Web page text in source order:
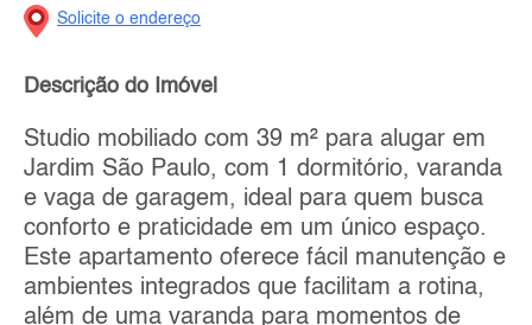
Solicite o endereço
Descrição do Imóvel
Studio mobiliado com 39 m² para alugar em
Jardim São Paulo, com 1 dormitório, varanda
e vaga de garagem, ideal para quem busca
conforto e praticidade em um único espaço.
Este apartamento oferece fácil manutenção e
ambientes integrados que facilitam a rotina,
além de uma varanda para momentos de